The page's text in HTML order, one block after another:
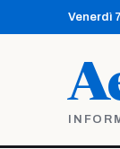
contenuto
Venerdì